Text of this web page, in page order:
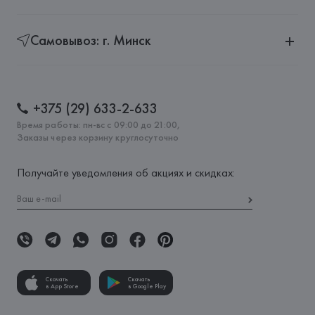
Самовывоз: г. Минск
+375 (29) 633-2-633
Время работы: пн-вс с 09:00 до 21:00,
Заказы через корзину круглосуточно
Получайте уведомления об акциях и скидках:
Скачать
в App Store
Скачать
в Google Play